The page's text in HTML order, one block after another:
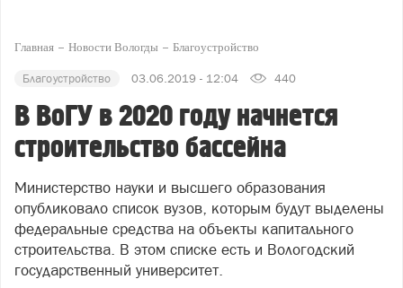
Главная Новости Вологды Благоустройство
Благоустройство 03.06.2019 - 12:04 440
В ВоГУ в 2020 году начнется
строительство бассейна
Министерство науки и высшего образования
опубликовало список вузов, которым будут выделены
федеральные средства на объекты капитального
строительства. В этом списке есть и Вологодский
государственный университет.